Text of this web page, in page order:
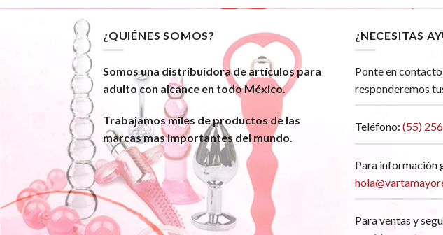
¿QUIÉNES SOMOS?
Somos una distribuidora de artículos para
adulto con alcance en todo México.
Trabajamos miles de productos de las
marcas mas importantes del mundo.
¿NECESITAS
Ponte en
responderemos
Teléfono: (55)
Para información
Para ventas y